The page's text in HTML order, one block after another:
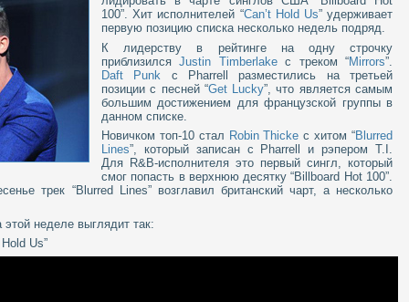
100”. Хит исполнителей “Can’t Hold Us” удерживает
первую позицию списка несколько недель подряд.
К лидерству в рейтинге на одну строчку
приблизилсяJustin Timberlakeс треком “Mirrors”.
Daft Punk с Pharrell разместились на третьей
позиции с песней “Get Lucky”, что является самым
большим достижением для французской группы в
данном списке.
Новичком топ-10 стал Robin Thicke с хитом “Blurred
Lines”, который записан с Pharrell и рэпером T.I.
Для R&B-исполнителя это первый сингл, который
смог попасть в верхнюю десятку “Billboard Hot 100”.
трек “Blurred Lines” возглавил британский чарт, а несколько
этой неделе выглядит так:
Us”